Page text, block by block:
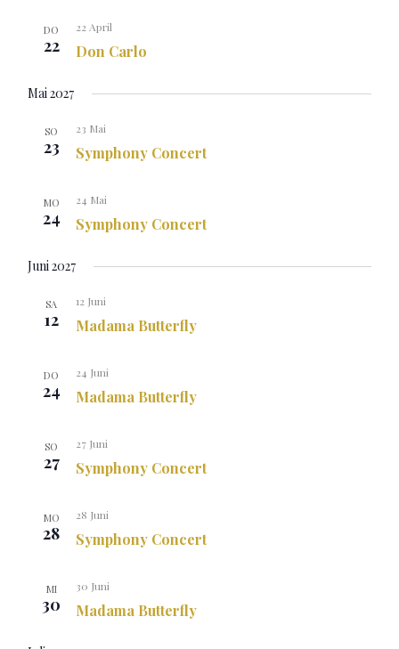
DO
22 Don Carlo
22 April
Mai 2027
SO
23 Symphony Concert
23 Mai
MO
24 Symphony Concert
24 Mai
Juni 2027
SA
12 Madama Butterfly
12 Juni
DO
24 Madama Butterfly
24 Juni
SO
27 Symphony Concert
27 Juni
MO
28 Symphony Concert
28 Juni
MI
30 Madama Butterfly
30 Juni